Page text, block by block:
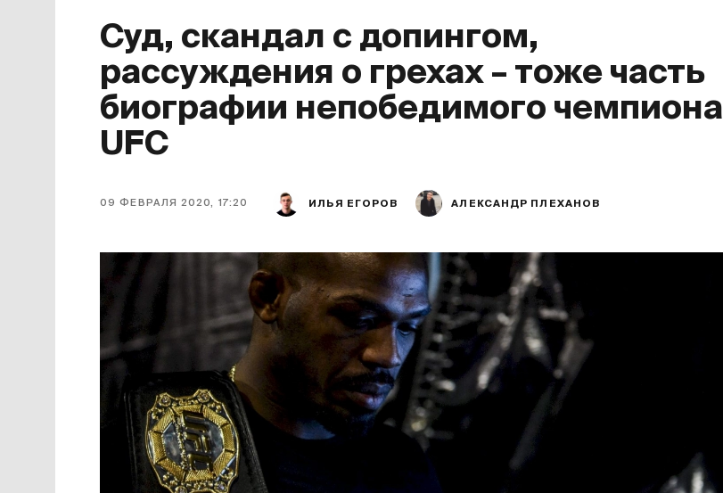
Суд, скандал с допингом,
рассуждения о грехах – тоже часть
биографии непобедимого чемпиона
UFC
09 ФЕВРАЛЯ 2020, 17:20 ИЛЬЯ ЕГОРОВ АЛЕКСАНДР ПЛЕХАНОВ